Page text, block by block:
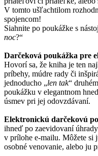
V tomto ušľachtilom
spojencom!
Siahnite po poukážke s
noc?“
Darčeková poukážka pre
Hovorí sa, že kniha je ten
príbehy, múdre rady či
jednoducho „len tak“
poukážku v elegantnom
úsmev pri jej odovzdávaní.
Elektronickú darčekovú
ihneď po zaevidovaní
v prílohe e-mailu. Môžete si
osobné venovanie, alebo ju